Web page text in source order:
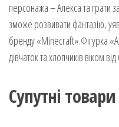
персонажа – Алекса та грати
зможе розвивати фантазію,
бренду «Minecraft».Фігурка
дівчаток та хлопчиків віком
Супутні товари